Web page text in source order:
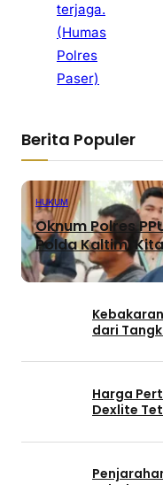
terjaga.
(Humas
Polres
Paser)
Berita Populer
HUKUM
Oknum Polres
Polda Kaltim:
dari
Harga
Dexlite